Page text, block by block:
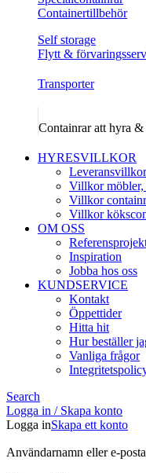
Containertillbehör
Self storage
Flytt &
Transporter
Containrar att hyra &
HYRESVILLKOR
Leveransvillkor
Villkor
Villkor
Villkor
OM OSS
Inspiration
Jobba hos oss
KUNDSERVICE
Kontakt
Öppettider
Hitta hit
Hur beställer
Vanliga frågor
Search
Logga in / Skapa konto
Logga inSkapa ett konto
Användarnamn eller e-